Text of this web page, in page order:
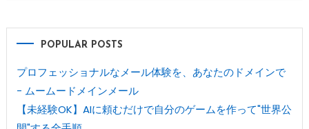
POPULAR POSTS
プロフェッショナルなメール体験を、あなたのドメインで
- ムームードメインメール
【未経験OK】AIに頼むだけで自分のゲームを作って"世界公